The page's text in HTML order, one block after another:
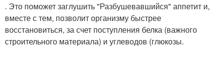
. Это поможет заглушить "Разбушевавшийся" аппетит и,
вместе с тем, позволит организму быстрее
восстановиться, за счет поступления белка (важного
строительного материала) и углеводов (глюкозы.